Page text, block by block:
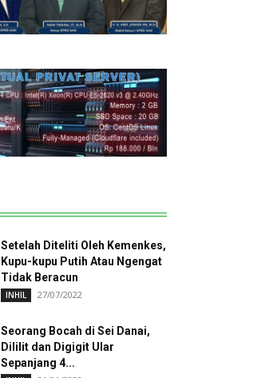
Setelah Diteliti Oleh Kemenkes,
Kupu-kupu Putih Atau Ngengat
Tidak Beracun
INHIL 27/07/2022
Seorang Bocah di Sei Danai,
Dililit dan Digigit Ular
Sepanjang 4...